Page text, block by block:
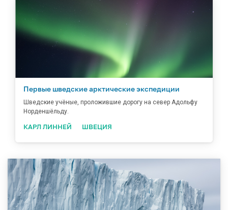
Первые шведские арктические экспедиции
Шведские учёные, проложившие дорогу на север Адольфу
Норденшёльду.
КАРЛ ЛИННЕЙ ШВЕЦИЯ